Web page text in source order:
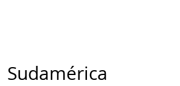
Sudamérica